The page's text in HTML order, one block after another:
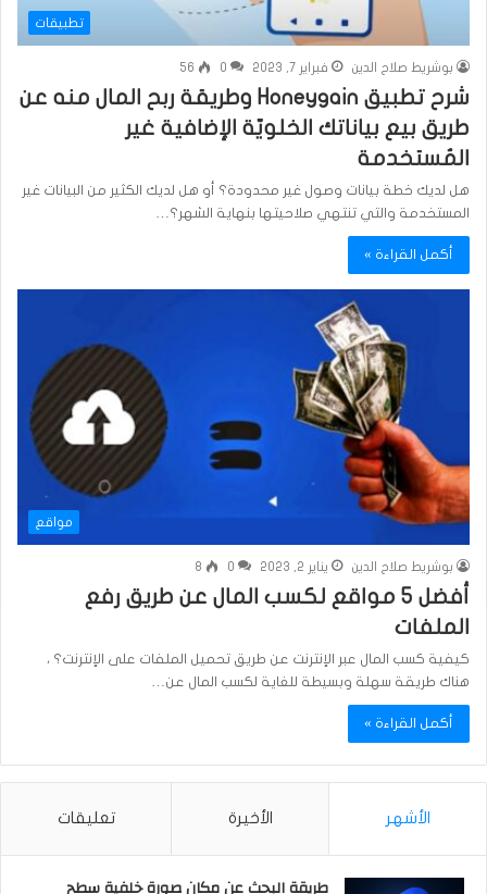
تطبيقات
بوشريط صلاح الدين فبراير 7, 2023 0
56
شرح تطبيق Honeygain وطريقة ربح المال منه عن
طريق بيع بياناتك الخلويّة الإضافية غير
المُستخدمة
هل لديك خطة بيانات وصول غير محدودة؟ أو هل لديك الكثير من البيانات غير
المستخدمة والتي تنتهي صلاحيتها بنهاية الشهر؟…
أكمل القراءة »
مواقع
بوشريط صلاح الدين يناير 2, 2023 0
8
أفضل 5 مواقع لكسب المال عن طريق رفع
الملفات
كيفية كسب المال عبر الإنترنت عن طريق تحميل الملفات على الإنترنت؟ ،
هناك طريقة سهلة وبسيطة للغاية لكسب المال عن…
أكمل القراءة »
الأشهر الأخيرة تعليقات